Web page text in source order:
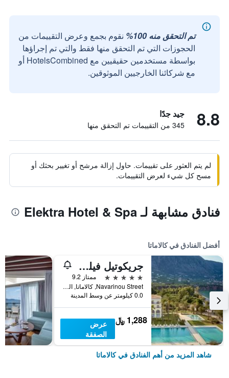
تم التحقق منه 100%
نقوم بجمع وعرض التقييمات من
الحجوزات التي تم التحقق منها فقط والتي تم إجراؤها
بواسطة مستخدمين حقيقيين مع HotelsCombined أو
مع شركائنا الخارجيين الموثوقين.
8.8 جيد جدًا
345 من التقييمات تم التحقق منها
لم يتم العثور على تقييمات. حاول إزالة مرشح أو تغيير بحثك أو
مسح كل شيء لعرض التقييمات.
فنادق مشابهة لـ Elektra Hotel & Spa
أفضل الفنادق في كالاماتا
جريكوتيل فيلوكسينيا
5 نجوم
ممتاز 9.2
Navarinou Street, كالاماتا, اليونان
0.0 كيلومتر عن وسط المدينة
1,288 ﷼
عرض
الصفقة
شاهد المزيد من أهم الفنادق في كالاماتا